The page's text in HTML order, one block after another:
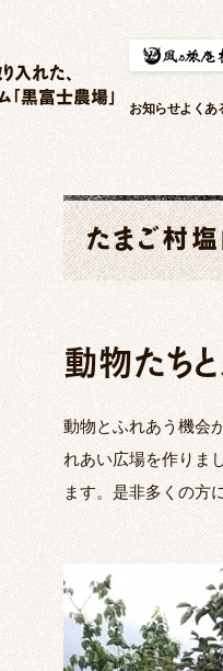
入れた、
「黒富士農場」
お知らせよくあ
たまご村
動物たち
動物とふれあう機会
れあい広場を作りま
ます。是非多くの方